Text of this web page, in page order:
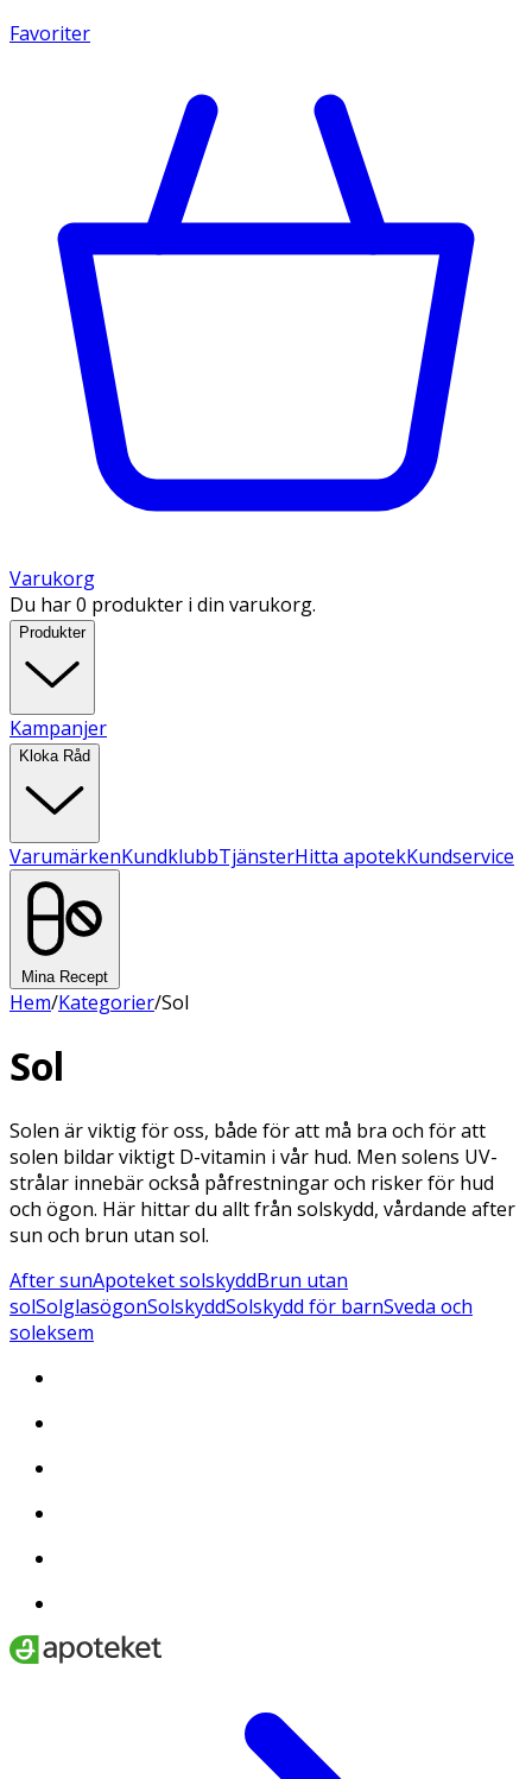
Favoriter
Varukorg
Du har 0 produkter i din varukorg.
Produkter
Kampanjer
Kloka Råd
VarumärkenKundklubbTjänsterHitta apotekKundservice
Mina Recept
Hem/Kategorier/Sol
Sol
Solen är viktig för oss, både för att må bra och för att
solen bildar viktigt D-vitamin i vår hud. Men solens UV-
strålar innebär också påfrestningar och risker för hud
och ögon. Här hittar du allt från solskydd, vårdande after
sun och brun utan sol.
After sunApoteket solskyddBrun utan
solSolglasögonSolskyddSolskydd för barnSveda och
soleksem